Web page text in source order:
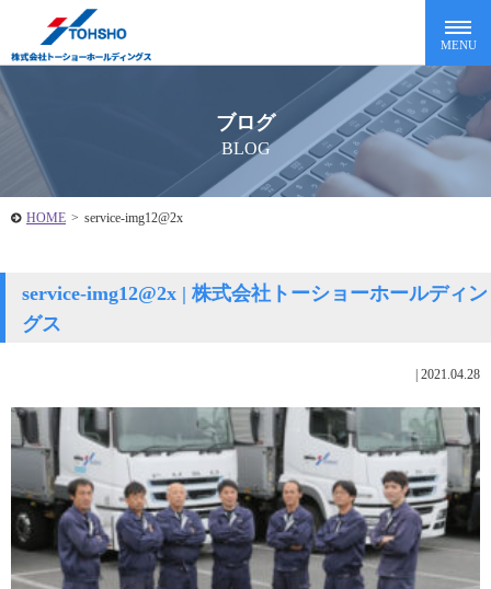
ブログ
BLOG
HOME > service-img12@2x
service-img12@2x | 株式会社トーショーホールディン
グス
2021.04.28